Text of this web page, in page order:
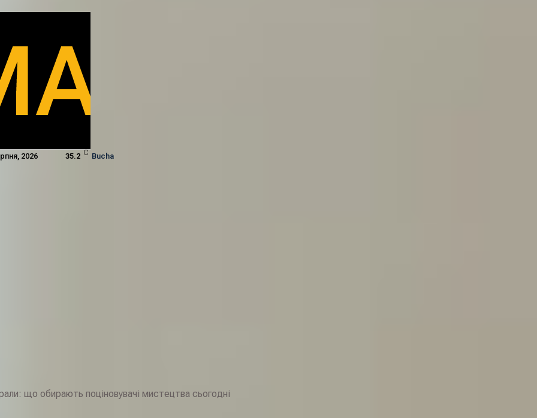
2026 35.2 C Bucha
що обирають поціновувачі мистецтва сьогодні